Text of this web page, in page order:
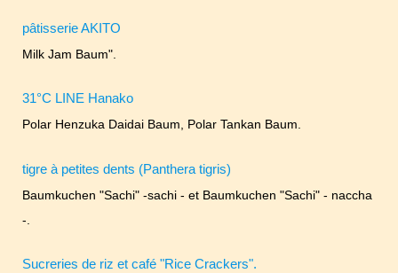
pâtisserie AKITO
Milk Jam Baum".
31°C LINE Hanako
Polar Henzuka Daidai Baum, Polar Tankan Baum.
tigre à petites dents (Panthera tigris)
Baumkuchen "Sachi" -sachi - et Baumkuchen "Sachi" - naccha
-.
Sucreries de riz et café "Rice Crackers".